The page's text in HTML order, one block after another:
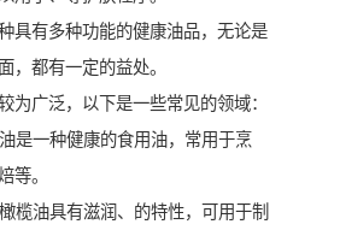
具有多种功能的健康油品，无论是
，都有一定的益处。
为广泛，以下是一些常见的领域：
是一种健康的食用油，常用于烹
等。
榄油具有滋润、的特性，可用于制